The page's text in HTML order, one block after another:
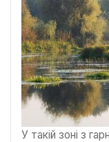
У такій зоні з